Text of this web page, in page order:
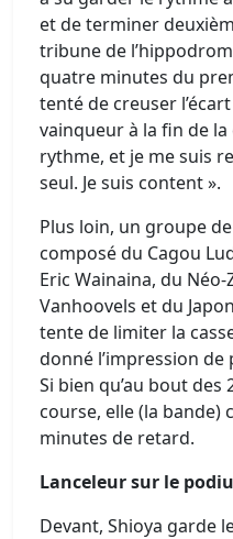
et de terminer
tribune de
quatre minutes du
tenté de creuser
vainqueur à la fin de la
rythme, et je me suis
seul. Je suis content ».
Plus loin, un groupe
composé du Cagou
Eric Wainaina, du Néo-
Vanhoovels et du
tente de limiter la
donné l’impression
Si bien qu’au bout des
course, elle (la bande)
minutes de retard.
Lanceleur sur le
Devant, Shioya garde